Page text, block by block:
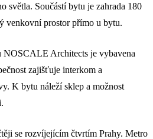
světla. Součástí bytu je zahrada 180
venkovní prostor přímo u bytu.
NOSCALE Architects je vybavena
zajišťuje interkom a
K bytu náleží sklep a možnost
se rozvíjejícím čtvrtím Prahy. Metro